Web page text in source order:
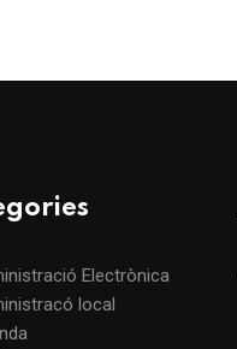
Electrònica
local